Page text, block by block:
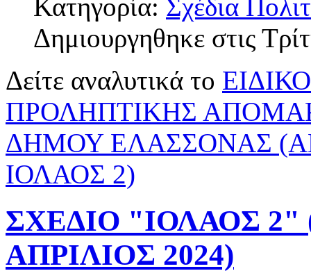
Κατηγορία: Σχέδια
Δημιουργηθηκε στις
Δείτε αναλυτικά το
ΠΡΟΛΗΠΤΙΚΗΣ
ΔΗΜΟΥ ΕΛΑΣΣΟΝΑΣ
ΙΟΛΑΟΣ 2)
ΣΧΕΔΙΟ "ΙΟΛΑΟΣ
ΑΠΡΙΛΙΟΣ 2024)